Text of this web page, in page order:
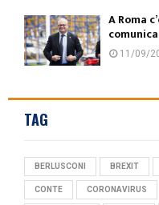
A Roma
11/09/
TAG
BERLUSCONI BREXIT
CONTE CORONAVIRUS